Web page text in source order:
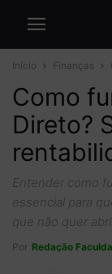
Início Finanças
Como
Direto?
Entender como
essencial para
que não quer
Por Redação